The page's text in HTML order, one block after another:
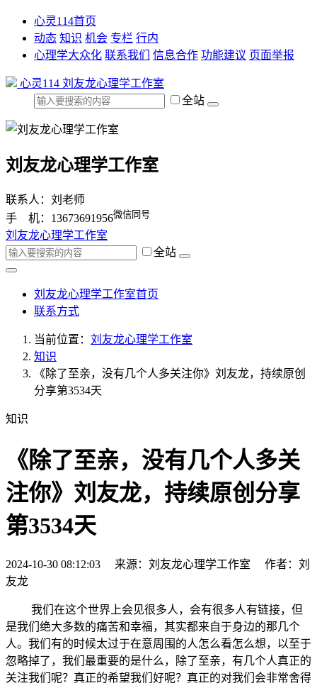
心灵114首页
动态 知识 机会 专栏 行内
心理学大众化 联系我们 信息合作 功能建议 页面举报
心灵114 刘友龙心理学工作室
全站
刘友龙心理学工作室
联系人：刘老师
手 机：13673691956微信同号
刘友龙心理学工作室
全站
刘友龙心理学工作室首页
联系方式
当前位置： 刘友龙心理学工作室
知识
《除了至亲，没有几个人多关注你》刘友龙，持续原创
分享第3534天
知识
《除了至亲，没有几个人多关
注你》刘友龙，持续原创分享
第3534天
2024-10-30 08:12:03 来源：刘友龙心理学工作室 作者：刘
友龙
我们在这个世界上会见很多人，会有很多人有链接，但
是我们绝大多数的痛苦和幸福，其实都来自于身边的那几个
人。我们有的时候太过于在意周围的人怎么看怎么想，以至于
忽略掉了，我们最重要的是什么，除了至亲，有几个人真正的
关注我们呢？真正的希望我们好呢？真正的对我们会非常舍得